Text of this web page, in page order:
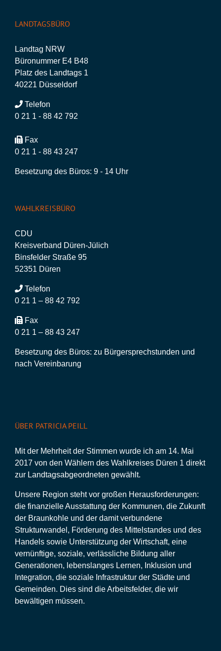
LANDTAGSBÜRO
Landtag NRW
Büronummer E4 B48
Platz des Landtags 1
40221 Düsseldorf
Telefon
0 21 1 - 88 42 792
Fax
0 21 1 - 88 43 247
Besetzung des Büros: 9 - 14 Uhr
WAHLKREISBÜRO
CDU
Kreisverband Düren-Jülich
Binsfelder Straße 95
52351 Düren
Telefon
0 21 1 – 88 42 792
Fax
0 21 1 – 88 43 247
Besetzung des Büros: zu Bürgersprechstunden und
nach Vereinbarung
ÜBER PATRICIA PEILL
Mit der Mehrheit der Stimmen wurde ich am 14. Mai
2017 von den Wählern des Wahlkreises Düren 1 direkt
zur Landtagsabgeordneten gewählt.
Unsere Region steht vor großen Herausforderungen:
die finanzielle Ausstattung der Kommunen, die Zukunft
der Braunkohle und der damit verbundene
Strukturwandel, Förderung des Mittelstandes und des
Handels sowie Unterstützung der Wirtschaft, eine
vernünftige, soziale, verlässliche Bildung aller
Generationen, lebenslanges Lernen, Inklusion und
Integration, die soziale Infrastruktur der Städte und
Gemeinden. Dies sind die Arbeitsfelder, die wir
bewältigen müssen.